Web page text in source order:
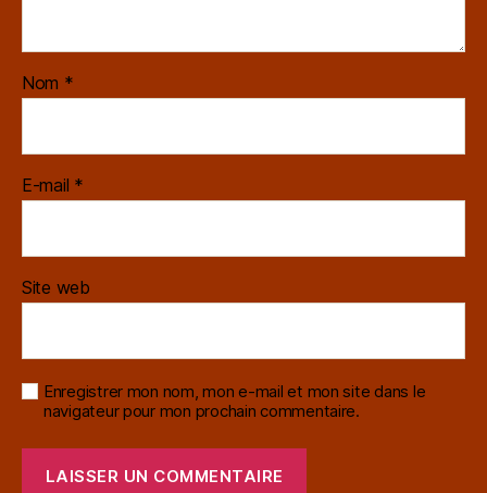
Nom *
E-mail *
Site web
Enregistrer mon nom, mon e-mail et mon site dans le
navigateur pour mon prochain commentaire.